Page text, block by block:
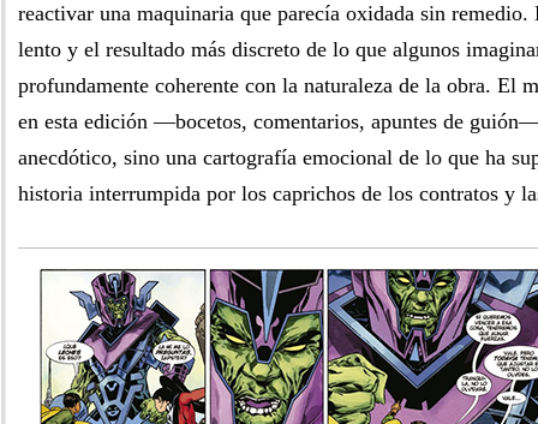
reactivar una maquinaria que parecía oxidada sin remedio.
lento y el resultado más discreto de lo que algunos
profundamente coherente con la naturaleza de la obra. El
en esta edición —bocetos, comentarios, apuntes de
anecdótico, sino una cartografía emocional de lo que ha
historia interrumpida por los caprichos de los contratos y